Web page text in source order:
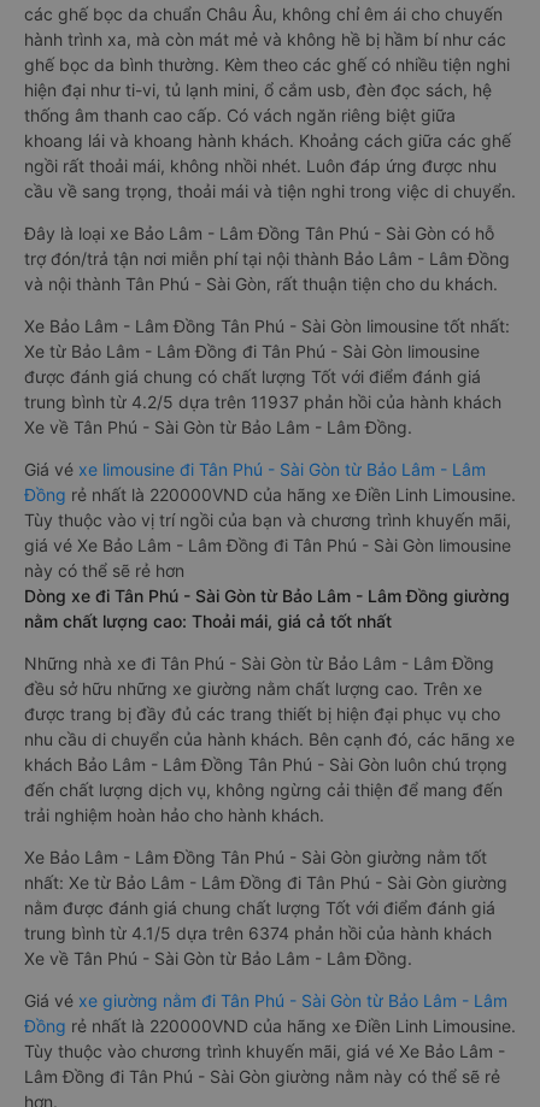
các ghế bọc da chuẩn Châu Âu, không chỉ êm ái cho chuyến
hành trình xa, mà còn mát mẻ và không hề bị hầm bí như các
ghế bọc da bình thường. Kèm theo các ghế có nhiều tiện nghi
hiện đại như ti-vi, tủ lạnh mini, ổ cắm usb, đèn đọc sách, hệ
thống âm thanh cao cấp. Có vách ngăn riêng biệt giữa
khoang lái và khoang hành khách. Khoảng cách giữa các ghế
ngồi rất thoải mái, không nhồi nhét. Luôn đáp ứng được nhu
cầu về sang trọng, thoải mái và tiện nghi trong việc di chuyển.
Đây là loại xe Bảo Lâm - Lâm Đồng Tân Phú - Sài Gòn có hỗ
trợ đón/trả tận nơi miễn phí tại nội thành Bảo Lâm - Lâm Đồng
và nội thành Tân Phú - Sài Gòn, rất thuận tiện cho du khách.
Xe Bảo Lâm - Lâm Đồng Tân Phú - Sài Gòn limousine tốt nhất:
Xe từ Bảo Lâm - Lâm Đồng đi Tân Phú - Sài Gòn limousine
được đánh giá chung có chất lượng Tốt với điểm đánh giá
trung bình từ 4.2/5 dựa trên 11937 phản hồi của hành khách
Xe về Tân Phú - Sài Gòn từ Bảo Lâm - Lâm Đồng.
Giá vé xe limousine đi Tân Phú - Sài Gòn từ Bảo Lâm - Lâm
Đồng rẻ nhất là 220000VND của hãng xe Điền Linh Limousine.
Tùy thuộc vào vị trí ngồi của bạn và chương trình khuyến mãi,
giá vé Xe Bảo Lâm - Lâm Đồng đi Tân Phú - Sài Gòn limousine
này có thể sẽ rẻ hơn
Dòng xe đi Tân Phú - Sài Gòn từ Bảo Lâm - Lâm Đồng giường
nằm chất lượng cao: Thoải mái, giá cả tốt nhất
Những nhà xe đi Tân Phú - Sài Gòn từ Bảo Lâm - Lâm Đồng
đều sở hữu những xe giường nằm chất lượng cao. Trên xe
được trang bị đầy đủ các trang thiết bị hiện đại phục vụ cho
nhu cầu di chuyển của hành khách. Bên cạnh đó, các hãng xe
khách Bảo Lâm - Lâm Đồng Tân Phú - Sài Gòn luôn chú trọng
đến chất lượng dịch vụ, không ngừng cải thiện để mang đến
trải nghiệm hoàn hảo cho hành khách.
Xe Bảo Lâm - Lâm Đồng Tân Phú - Sài Gòn giường nằm tốt
nhất: Xe từ Bảo Lâm - Lâm Đồng đi Tân Phú - Sài Gòn giường
nằm được đánh giá chung chất lượng Tốt với điểm đánh giá
trung bình từ 4.1/5 dựa trên 6374 phản hồi của hành khách
Xe về Tân Phú - Sài Gòn từ Bảo Lâm - Lâm Đồng.
Giá vé xe giường nằm đi Tân Phú - Sài Gòn từ Bảo Lâm - Lâm
Đồng rẻ nhất là 220000VND của hãng xe Điền Linh Limousine.
Tùy thuộc vào chương trình khuyến mãi, giá vé Xe Bảo Lâm -
Lâm Đồng đi Tân Phú - Sài Gòn giường nằm này có thể sẽ rẻ
hơn.